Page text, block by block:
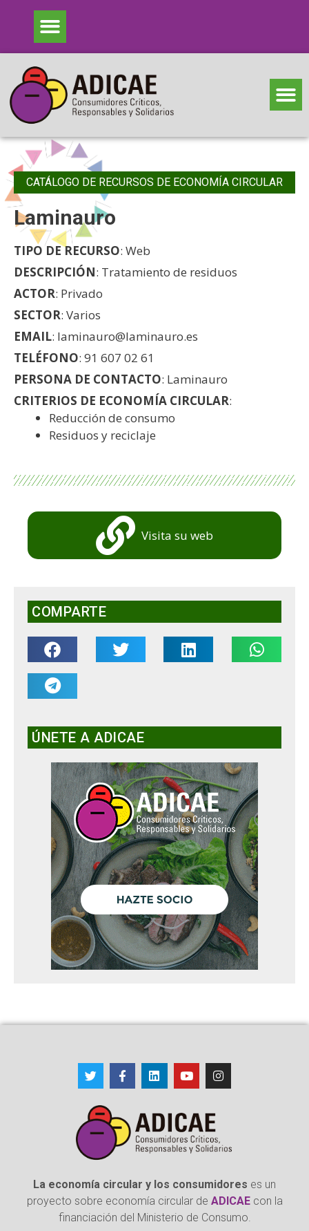
CATÁLOGO DE RECURSOS DE ECONOMÍA CIRCULAR
Laminauro
TIPO DE RECURSO: Web
DESCRIPCIÓN: Tratamiento de residuos
ACTOR: Privado
SECTOR: Varios
EMAIL: laminauro@laminauro.es
TELÉFONO: 91 607 02 61
PERSONA DE CONTACTO: Laminauro
CRITERIOS DE ECONOMÍA CIRCULAR:
Reducción de consumo
Residuos y reciclaje
Visita su web
COMPARTE
ÚNETE A ADICAE
La economía circular y los consumidores es un
proyecto sobre economía circular de ADICAEcon la
financiación del Ministerio de Consumo.